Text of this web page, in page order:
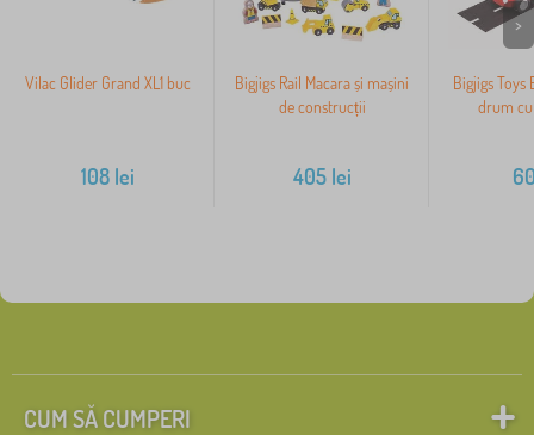
Vilac Glider Grand XL1 buc
108lei
Bigjigs Rail Macara și mașini
de construcții
405lei
Bigjigs Toys
drum
>
CUM SĂ CUMPERI